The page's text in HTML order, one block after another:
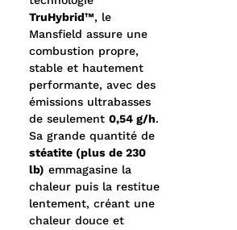
TruHybrid™, le
Mansfield assure une
combustion propre,
stable et hautement
performante, avec des
émissions ultrabasses
de seulement0,54 g/h.
Sa grande quantité de
stéatite (plus de 230
lb) emmagasine la
chaleur puis la restitue
lentement, créant une
chaleur douce et